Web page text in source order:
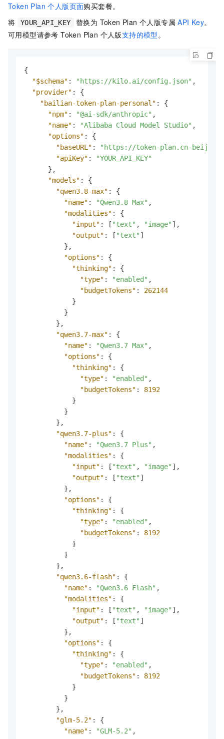
Token Plan 个人版页面购买套餐。
将
YOUR_API_KEY 替换为 Token Plan 个人版专属API Key。
可用模型请参考 Token Plan 个人版支持的模型 。
{
"$schema" : "https://kilo.ai/config.json" ,
"provider" :
{
"bailian-token-plan-personal" :
{
"npm" : "@ai-sdk/anthropic" ,
"name" : "Alibaba Cloud Model Studio" ,
"options" :
{
"baseURL" :
"https://token-plan.cn-
"apiKey" :
"YOUR_API_KEY"
} ,
"models" :
{
"qwen3.8-max" :
{
"name" : "Qwen3.8 Max" ,
"modalities" :
{
"input" : [ "text" , "image" ] ,
"output" : [ "text" ]
} ,
"options" :
{
"thinking" :
{
"type" : "enabled" ,
"budgetTokens" :
262144
}
}
} ,
"qwen3.7-max" :
{
"name" : "Qwen3.7 Max" ,
"options" :
{
"thinking" :
{
"type" : "enabled" ,
"budgetTokens" :
8192
}
}
} ,
"qwen3.7-plus" :
{
"name" : "Qwen3.7 Plus" ,
"modalities" :
{
"input" : [ "text" , "image" ] ,
"output" : [ "text" ]
} ,
"options" :
{
"thinking" :
{
"type" : "enabled" ,
"budgetTokens" :
8192
}
}
} ,
"qwen3.6-flash" :
{
"name" : "Qwen3.6 Flash" ,
"modalities" :
{
"input" : [ "text" , "image" ] ,
"output" : [ "text" ]
} ,
"options" :
{
"thinking" :
{
"type" : "enabled" ,
"budgetTokens" :
8192
}
}
} ,
"glm-5.2" :
{
"name" : "GLM-5.2" ,